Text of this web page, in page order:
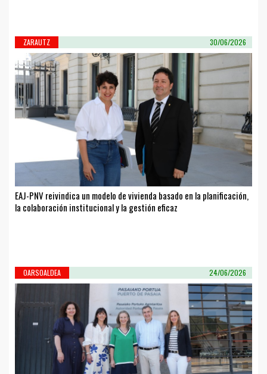
ZARAUTZ 30/06/2026
EAJ-PNV reivindica un modelo de vivienda basado en la planificación,
la colaboración institucional y la gestión eficaz
OARSOALDEA 24/06/2026